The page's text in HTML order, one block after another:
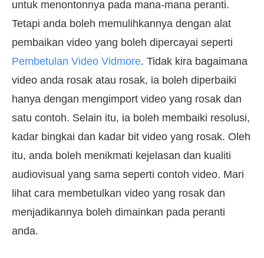
untuk menontonnya pada mana-mana peranti.
Tetapi anda boleh memulihkannya dengan alat
pembaikan video yang boleh dipercayai seperti
Pembetulan Video Vidmore. Tidak kira bagaimana
video anda rosak atau rosak, ia boleh diperbaiki
hanya dengan mengimport video yang rosak dan
satu contoh. Selain itu, ia boleh membaiki resolusi,
kadar bingkai dan kadar bit video yang rosak. Oleh
itu, anda boleh menikmati kejelasan dan kualiti
audiovisual yang sama seperti contoh video. Mari
lihat cara membetulkan video yang rosak dan
menjadikannya boleh dimainkan pada peranti
anda.